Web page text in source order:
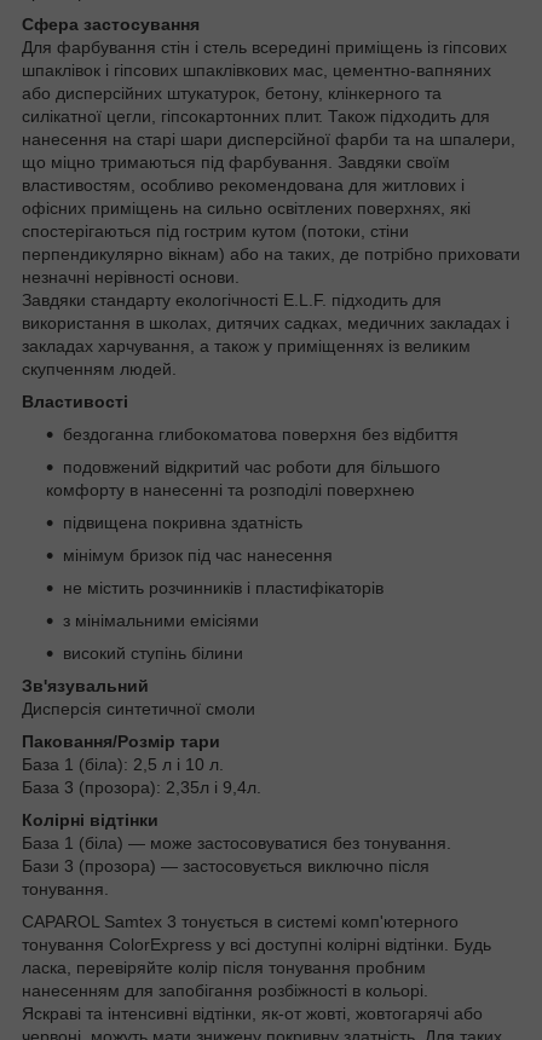
Сфера застосування
Для фарбування стін і стель всередині приміщень із гіпсових
шпаклівок і гіпсових шпаклівкових мас, цементно-вапняних
або дисперсійних штукатурок, бетону, клінкерного та
силікатної цегли, гіпсокартонних плит. Також підходить для
нанесення на старі шари дисперсійної фарби та на шпалери,
що міцно тримаються під фарбування. Завдяки своїм
властивостям, особливо рекомендована для житлових і
офісних приміщень на сильно освітлених поверхнях, які
спостерігаються під гострим кутом (потоки, стіни
перпендикулярно вікнам) або на таких, де потрібно приховати
незначні нерівності основи.
Завдяки стандарту екологічності E.L.F. підходить для
використання в школах, дитячих садках, медичних закладах і
закладах харчування, а також у приміщеннях із великим
скупченням людей.
Властивості
бездоганна глибокоматова поверхня без відбиття
подовжений відкритий час роботи для більшого
комфорту в нанесенні та розподілі поверхнею
підвищена покривна здатність
мінімум бризок під час нанесення
не містить розчинників і пластифікаторів
з мінімальними емісіями
високий ступінь білини
Зв'язувальний
Дисперсія синтетичної смоли
Паковання/Розмір тари
База 1 (біла): 2,5 л і 10 л.
База 3 (прозора): 2,35л і 9,4л.
Колірні відтінки
База 1 (біла) — може застосовуватися без тонування.
Бази 3 (прозора) — застосовується виключно після
тонування.
CAPAROL Samtex 3 тонується в системі комп'ютерного
тонування ColorExpress у всі доступні колірні відтінки. Будь
ласка, перевіряйте колір після тонування пробним
нанесенням для запобігання розбіжності в кольорі.
Яскраві та інтенсивні відтінки, як-от жовті, жовтогарячі або